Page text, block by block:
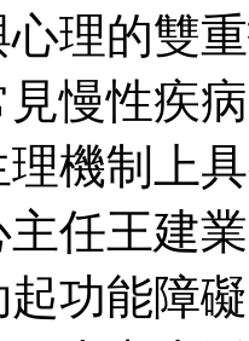
理的雙
慢性疾
理機制上
主任王建
起功能障